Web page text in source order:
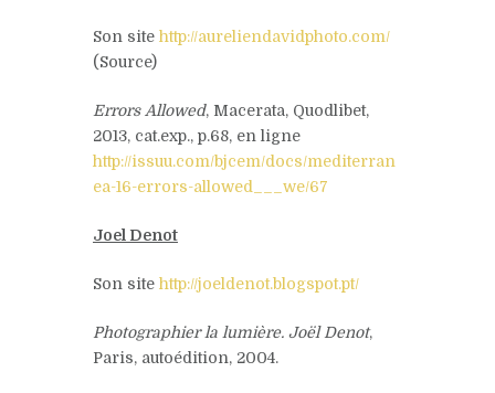
Son site http://aureliendavidphoto.com/
(Source)
Errors Allowed, Macerata, Quodlibet,
2013, cat.exp., p.68, en ligne
http://issuu.com/bjcem/docs/mediterran
ea-16-errors-allowed___we/67
Joel Denot
Son site http://joeldenot.blogspot.pt/
Photographier la lumière. Joël Denot,
Paris, autoédition, 2004.